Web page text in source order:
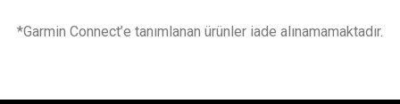
*Garmin Connect’e tanımlanan ürünler iade alınamamaktadır.